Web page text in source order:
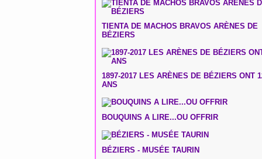
TIENTA DE MACHOS BRAVOS ARÈNES DE
BÉZIERS
1897-2017 LES ARÈNES DE BÉZIERS ONT
ANS
BOUQUINS A LIRE...OU OFFRIR
BÉZIERS - MUSÉE TAURIN